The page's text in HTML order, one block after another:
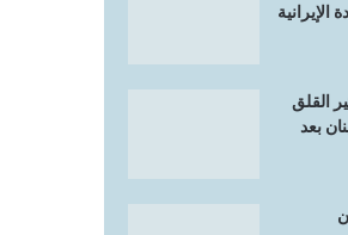
القلق
بعد